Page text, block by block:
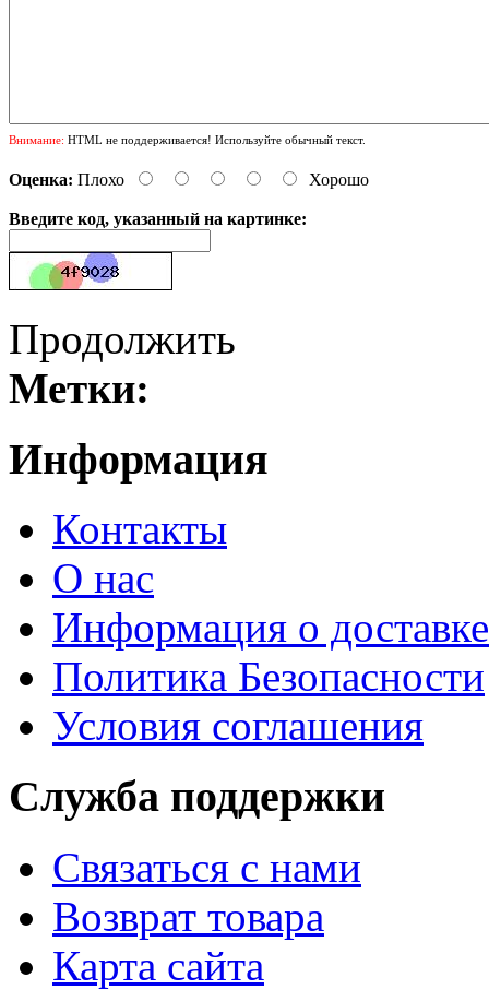
Внимание: HTML не поддерживается! Используйте обычный текст.
Оценка: Плохо Хорошо
Введите код, указанный на картинке:
Продолжить
Метки:
Информация
Контакты
О нас
Информация о доставке
Политика Безопасности
Условия соглашения
Служба поддержки
Связаться с нами
Возврат товара
Карта сайта